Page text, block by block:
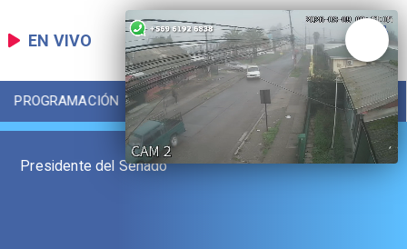
EN VIVO
PROGRAMACIÓN LOCAL DEPORTES
​Presidente del Senado